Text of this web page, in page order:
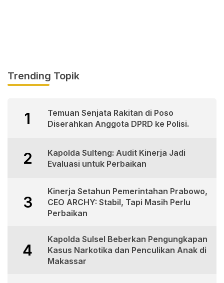
Trending Topik
1
Temuan Senjata Rakitan di Poso
Diserahkan Anggota DPRD ke Polisi.
2
Kapolda Sulteng: Audit Kinerja Jadi
Evaluasi untuk Perbaikan
3
Kinerja Setahun Pemerintahan Prabowo,
CEO ARCHY: Stabil, Tapi Masih Perlu
Perbaikan
4
Kapolda Sulsel Beberkan Pengungkapan
Kasus Narkotika dan Penculikan Anak di
Makassar